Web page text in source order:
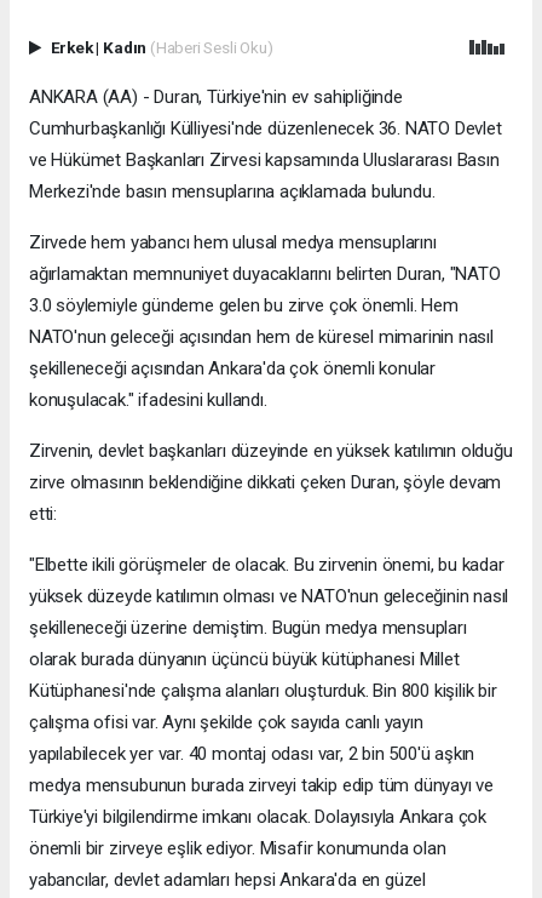
Erkek| Kadın (Haberi Sesli Oku)
ANKARA (AA) - Duran, Türkiye'nin ev sahipliğinde
Cumhurbaşkanlığı Külliyesi'nde düzenlenecek 36. NATO Devlet
ve Hükümet Başkanları Zirvesi kapsamında Uluslararası Basın
Merkezi'nde basın mensuplarına açıklamada bulundu.
Zirvede hem yabancı hem ulusal medya mensuplarını
ağırlamaktan memnuniyet duyacaklarını belirten Duran, "NATO
3.0 söylemiyle gündeme gelen bu zirve çok önemli. Hem
NATO'nun geleceği açısından hem de küresel mimarinin nasıl
şekilleneceği açısından Ankara'da çok önemli konular
konuşulacak." ifadesini kullandı.
Zirvenin, devlet başkanları düzeyinde en yüksek katılımın olduğu
zirve olmasının beklendiğine dikkati çeken Duran, şöyle devam
etti:
"Elbette ikili görüşmeler de olacak. Bu zirvenin önemi, bu kadar
yüksek düzeyde katılımın olması ve NATO'nun geleceğinin nasıl
şekilleneceği üzerine demiştim. Bugün medya mensupları
olarak burada dünyanın üçüncü büyük kütüphanesi Millet
Kütüphanesi'nde çalışma alanları oluşturduk. Bin 800 kişilik bir
çalışma ofisi var. Aynı şekilde çok sayıda canlı yayın
yapılabilecek yer var. 40 montaj odası var, 2 bin 500'ü aşkın
medya mensubunun burada zirveyi takip edip tüm dünyayı ve
Türkiye'yi bilgilendirme imkanı olacak. Dolayısıyla Ankara çok
önemli bir zirveye eşlik ediyor. Misafir konumunda olan
yabancılar, devlet adamları hepsi Ankara'da en güzel